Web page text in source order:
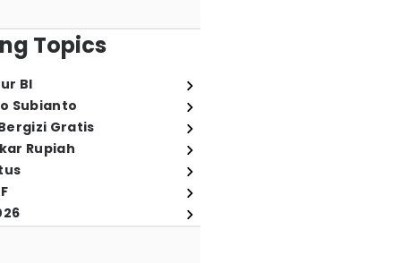
Topics
BI
Subianto
Gratis
Rupiah